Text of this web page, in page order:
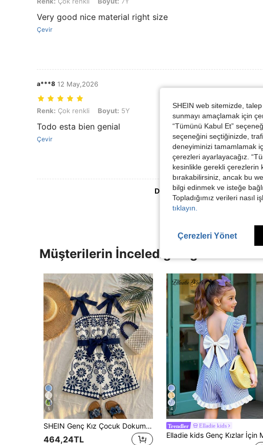
Very good nice material right size
Çevir
a***8 12 May,2026
Renk: Çok renkli, Boyut: 5Y
Renk: Çok renkli Boyut: 5Y
Todo esta bien genial
Çevir
Daha Fazla Değerlendirme
Müşterilerin İncelediği Diğer Ürünler
5
SHEIN Genç Kız Çocuk Dokuma Kontrastlı Minik Çiçekli Askılı Tulum
464,24TL
4
Trendler Elladie kids
SHEIN web sitemizde,
sunmayı amaçlamak için
“Tümünü Kabul Et”
seçeneğini seçtiğinizde,
deneyiminizi tamamlamak
çerezleri ayarlayacağız.
kesinlikle gerekli çerezlerin
bırakabilirsiniz, ancak bu
bilgi edinmek ve isteğe
Topladığımız verileri nasıl
tıklayın.
Çerezleri Yönet